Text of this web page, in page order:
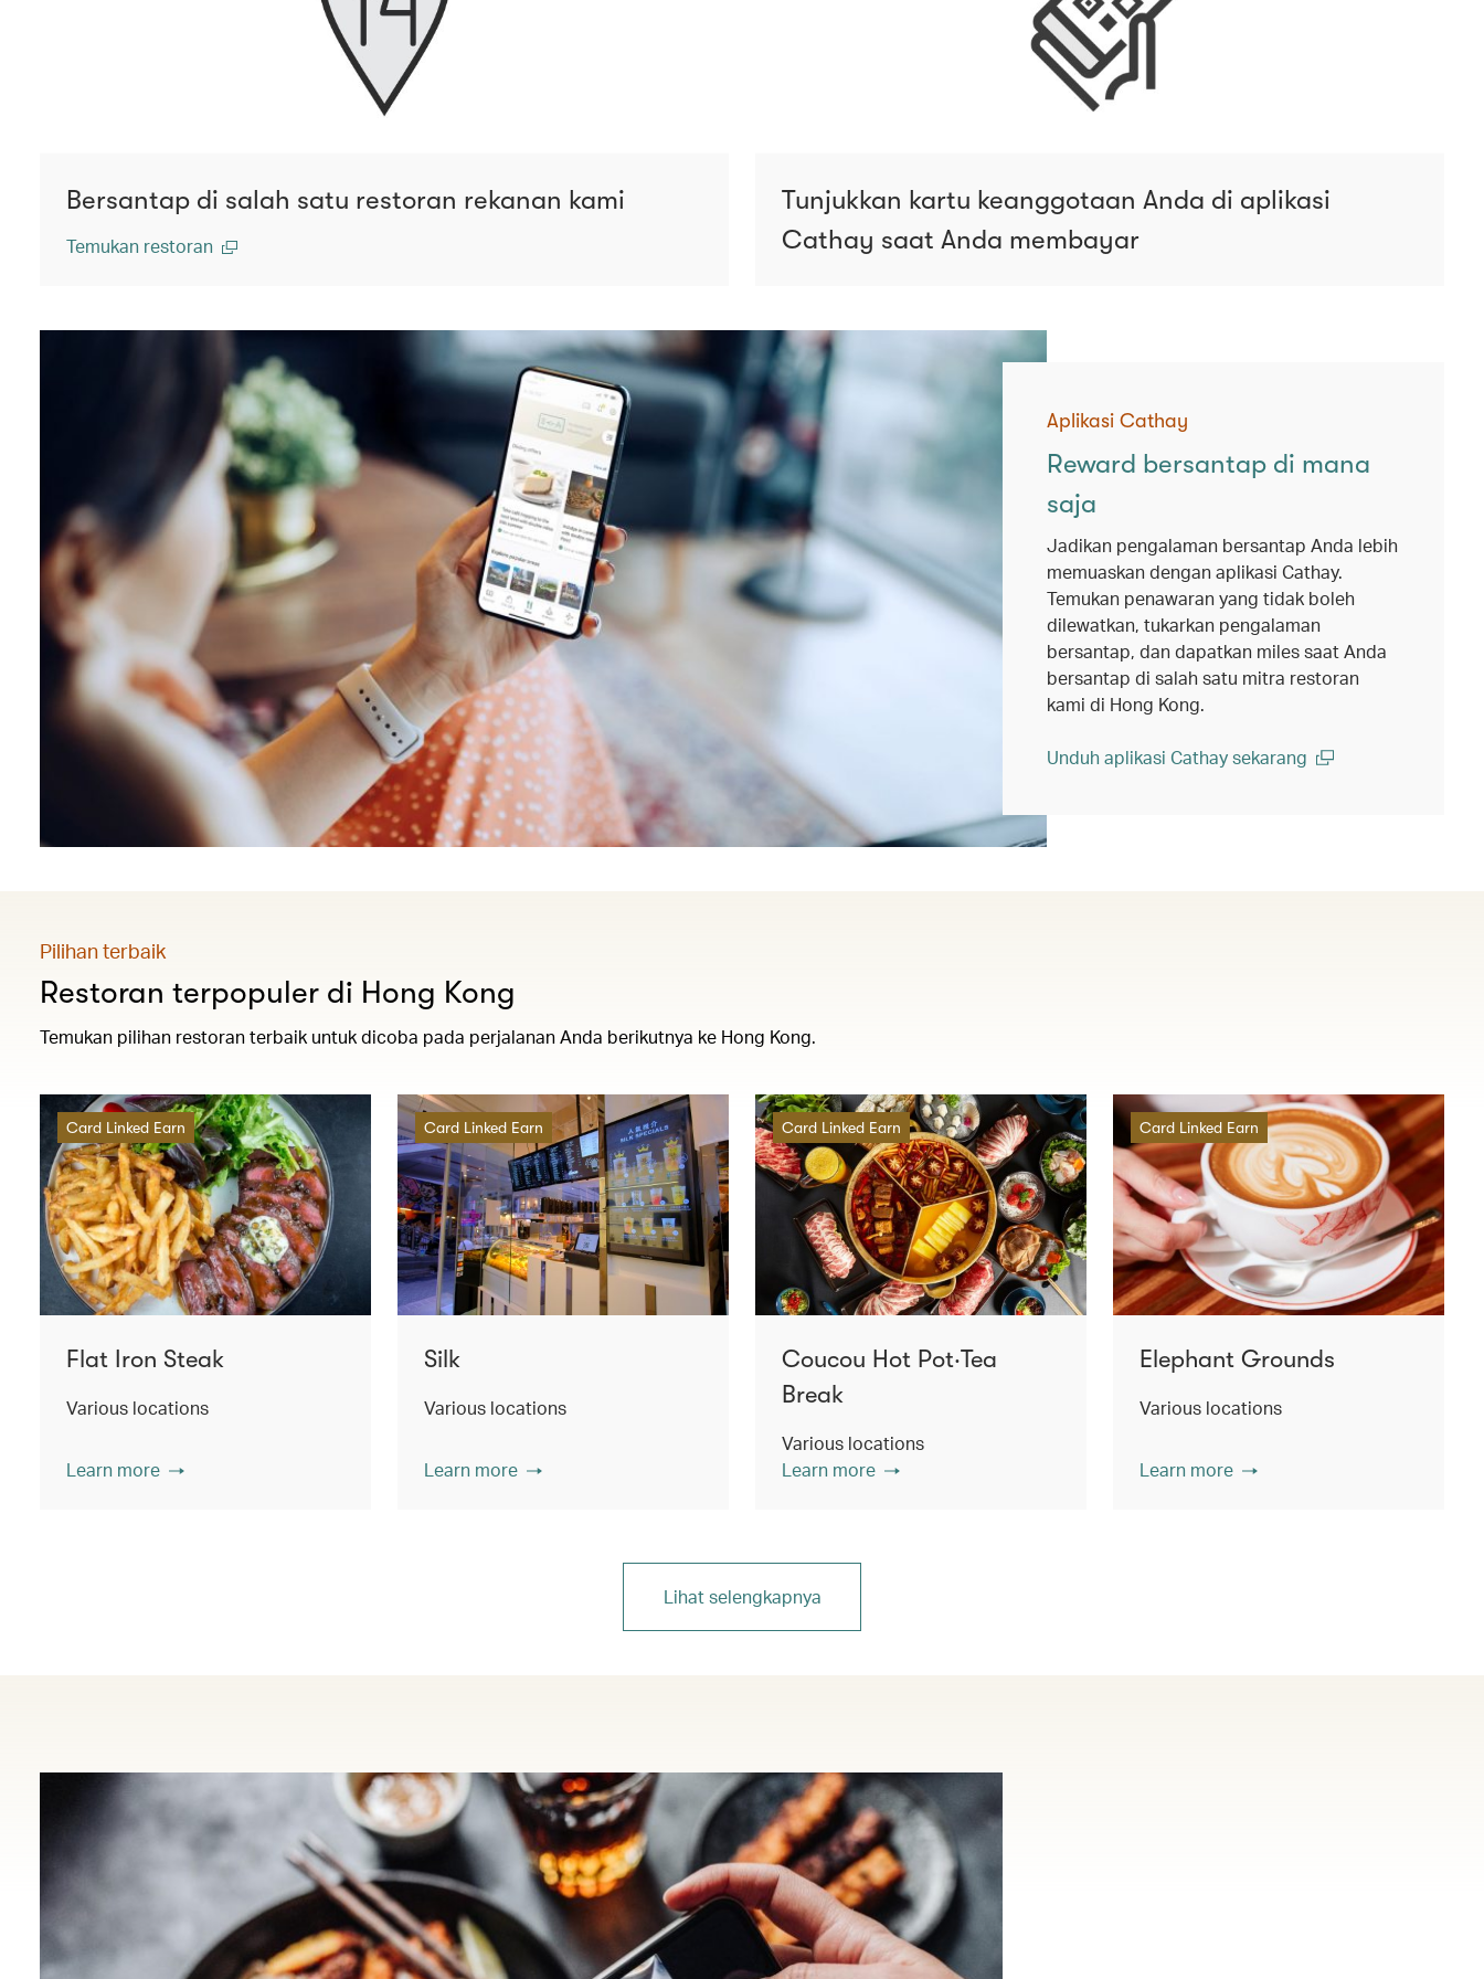
Bersantap di salah satu restoran rekanan kami
Temukan restoran
Tunjukkan kartu keanggotaan Anda di aplikasi
Cathay saat Anda membayar
Aplikasi Cathay
Reward bersantap di mana
saja
Jadikan pengalaman bersantap Anda lebih
memuaskan dengan aplikasi Cathay.
Temukan penawaran yang tidak boleh
dilewatkan, tukarkan pengalaman
bersantap, dan dapatkan miles saat Anda
bersantap di salah satu mitra restoran
kami di Hong Kong.
Unduh aplikasi Cathay sekarang
Pilihan terbaik
Restoran terpopuler di Hong Kong
Temukan pilihan restoran terbaik untuk dicoba pada perjalanan Anda berikutnya ke Hong Kong.
Card Linked Earn
Flat Iron Steak
Various locations
Learn more
Card Linked Earn
Silk
Various locations
Learn more
Card Linked Earn
Coucou Hot Pot‧Tea
Break
Various locations
Learn more
Card Linked Earn
Elephant Grounds
Various locations
Learn more
Lihat selengkapnya